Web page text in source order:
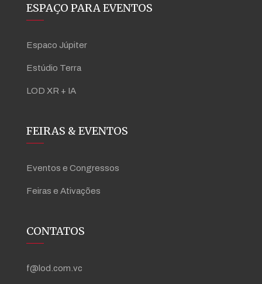
ESPAÇO PARA EVENTOS
Espaco Júpiter
Estúdio Terra
LOD XR + IA
FEIRAS & EVENTOS
Eventos e Congressos
Feiras e Ativações
CONTATOS
f@lod.com.vc